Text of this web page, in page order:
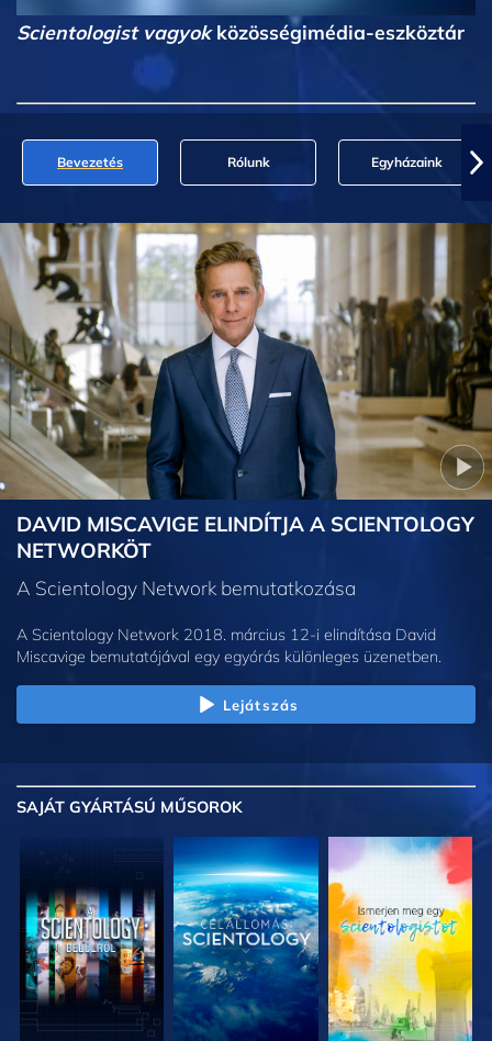
Scientologist vagyokközösségimédia-eszköztár
Bevezetés Rólunk Egyházaink
DAVID MISCAVIGE ELINDÍTJA A SCIENTOLOGY
NETWORKÖT
A Scientology Network bemutatkozása
A Scientology Network 2018. március 12-i elindítása David
Miscavige bemutatójával egy egyórás különleges üzenetben.
Lejátszás
SAJÁT GYÁRTÁSÚ MŰSOROK